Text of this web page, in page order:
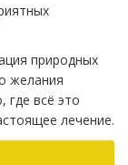
природных
желания
где всё это
лечение.